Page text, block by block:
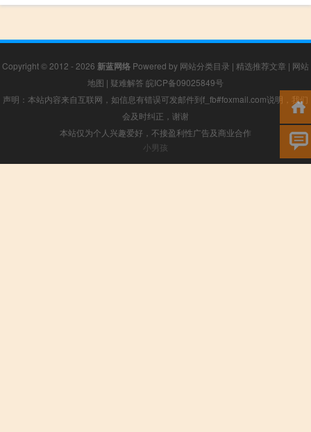
Copyright © 2012 - 2026 新蓝网络 Powered by 网站分类目录 | 精选推荐文章 | 网站
地图 | 疑难解答 皖ICP备09025849号
声明：本站内容来自互联网，如信息有错误可发邮件到f_fb#foxmail.com说明，我们
会及时纠正，谢谢
本站仅为个人兴趣爱好，不接盈利性广告及商业合作
小男孩